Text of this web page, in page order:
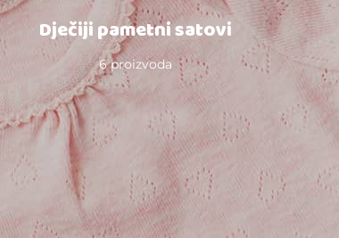
Dječiji pametni satovi
6 proizvoda